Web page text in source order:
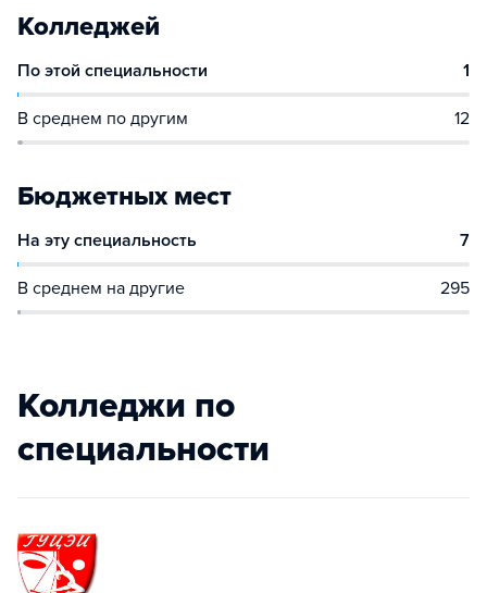
Колледжей
По этой специальности 1
В среднем по другим 12
Бюджетных мест
На эту специальность 7
В среднем на другие 295
Колледжи по
специальности